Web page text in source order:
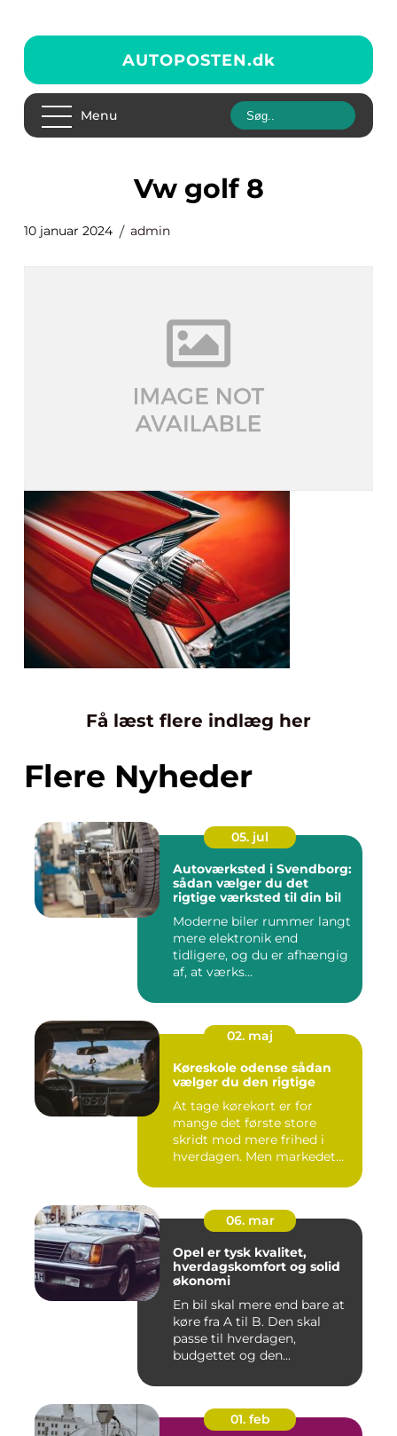
AUTOPOSTEN.dk
Menu
vw golf 8
10 januar 2024 admin
Få læst flere indlæg her
Flere Nyheder
05. jul
Autoværksted i Svendborg:
sådan vælger du det
rigtige værksted til din bil
Moderne biler rummer langt
mere elektronik end
tidligere, og du er afhængig
af, at værks...
02. maj
Køreskole odense sådan
vælger du den rigtige
At tage kørekort er for
mange det første store
skridt mod mere frihed i
hverdagen. Men markedet
06. mar
Opel er tysk kvalitet,
hverdagskomfort og solid
økonomi
En bil skal mere end bare at
køre fra A til B. Den skal
passe til hverdagen,
budgettet og den...
01. feb